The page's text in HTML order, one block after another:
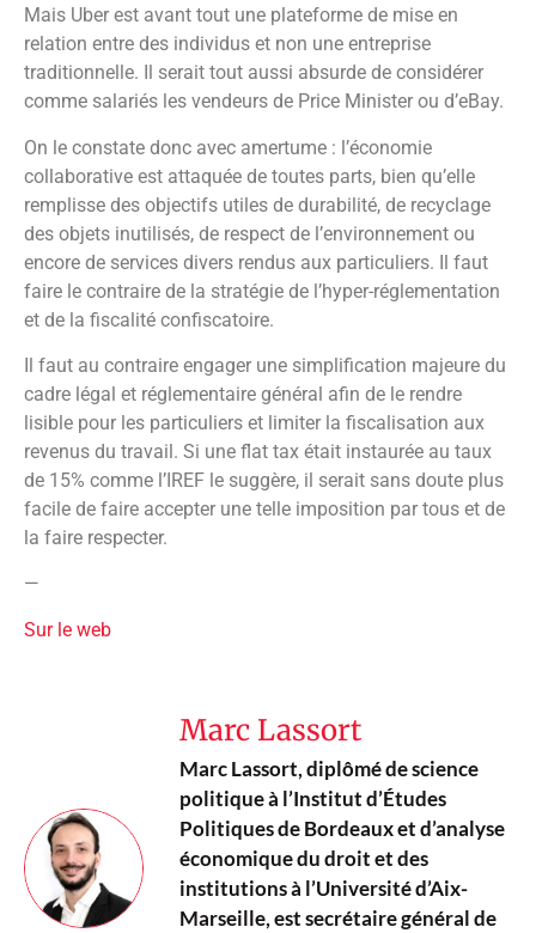
Mais Uber est avant tout une plateforme de mise en
relation entre des individus et non une entreprise
traditionnelle. Il serait tout aussi absurde de considérer
comme salariés les vendeurs de Price Minister ou d’eBay.
On le constate donc avec amertume : l’économie
collaborative est attaquée de toutes parts, bien qu’elle
remplisse des objectifs utiles de durabilité, de recyclage
des objets inutilisés, de respect de l’environnement ou
encore de services divers rendus aux particuliers. Il faut
faire le contraire de la stratégie de l’hyper-réglementation
et de la fiscalité confiscatoire.
Il faut au contraire engager une simplification majeure du
cadre légal et réglementaire général afin de le rendre
lisible pour les particuliers et limiter la fiscalisation aux
revenus du travail. Si une flat tax était instaurée au taux
de 15% comme l’IREF le suggère, il serait sans doute plus
facile de faire accepter une telle imposition par tous et de
la faire respecter.
—
Sur le web
Marc Lassort
Marc Lassort, diplômé de science
politique à l’Institut d’Études
Politiques de Bordeaux et d’analyse
économique du droit et des
institutions à l’Université d’Aix-
Marseille, est secrétaire général de